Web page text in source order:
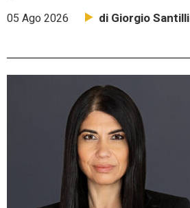
05 Ago 2026 di Giorgio Santilli